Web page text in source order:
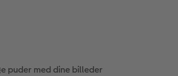
puder med dine billeder